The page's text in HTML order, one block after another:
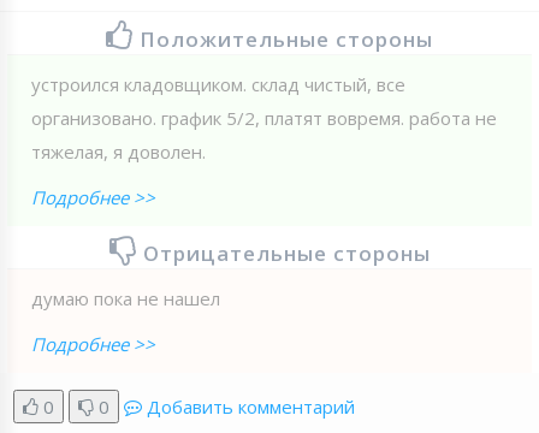
Положительные стороны
устроился кладовщиком. склад чистый, все
организовано. график 5/2, платят вовремя. работа не
тяжелая, я доволен.
Подробнее >>
Отрицательные стороны
думаю пока не нашел
Подробнее >>
0 0 Добавить комментарий